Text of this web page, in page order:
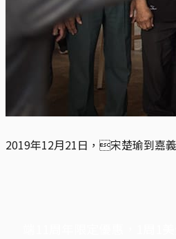
2019年12月21日，宋楚瑜到嘉